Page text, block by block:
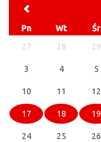
Pn
Wt Śr
27
28 29
3 4 5
10 11 12
17 18 19
24 25 26